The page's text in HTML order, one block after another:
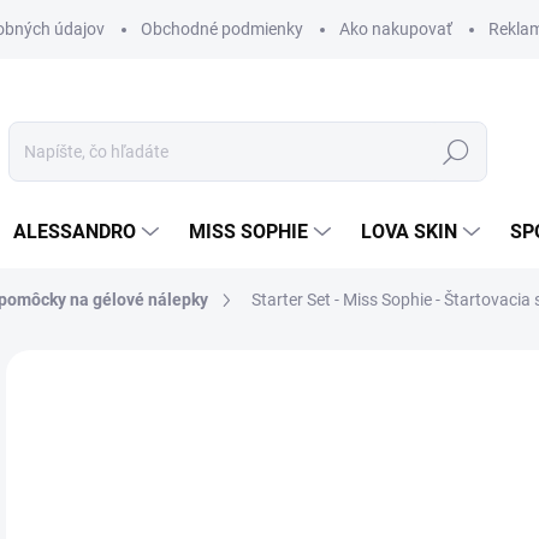
údajov Obchodné podmienky Ako nakupovať
Hľadať
ALESSANDRO MISS SOPHIE LOVA SKIN
na gélové nálepky Starter Set - Miss Sophie - Štartovacia